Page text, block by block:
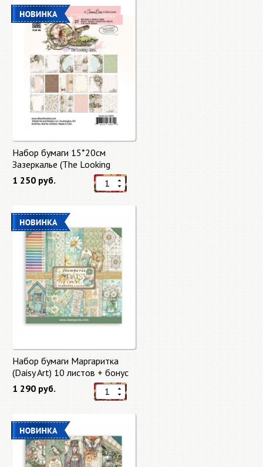
Набор бумаги 15*20см
Зазеркалье (The Looking
Glass) 27 листов от 49 Market
1 250 руб.
Набор бумаги Маргаритка
(Daisy Art) 10 листов + бонус
от Stamperia
1 290 руб.